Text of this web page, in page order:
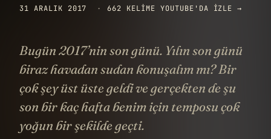
31 ARALIK 2017 · 662 KELIME YOUTUBE'DA IZLE →
Bugün 2017’nin son günü. Yılın son günü
biraz havadan sudan konuşalım mı? Bir
çok şey üst üste geldi ve gerçekten de şu
son bir kaç hafta benim için temposu çok
yoğun bir şekilde geçti.